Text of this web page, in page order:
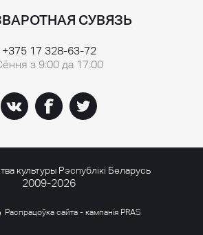
СУВЯЗЬ
+375 17 328-63-72
з 9:00 да 17:00
культуры Рэспублікі Беларусь
2009-2026
Распрацоўка сайта - кампанія PRAS